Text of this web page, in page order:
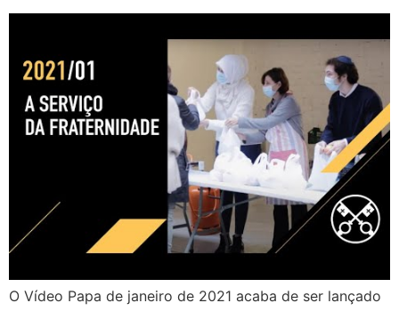
O Vídeo Papa de janeiro de 2021 acaba de ser lançado